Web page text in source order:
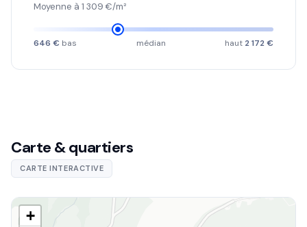
Moyenne à 1 309 €/m²
646 € bas médian haut 2 172 €
Carte & quartiers
CARTE INTERACTIVE
+